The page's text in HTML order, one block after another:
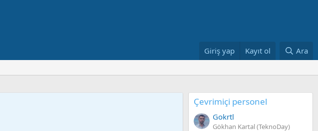
Giriş yap Kayıt ol Ara
Çevrimiçi personel
Gokrtl
Gökhan Kartal (TeknoDay)